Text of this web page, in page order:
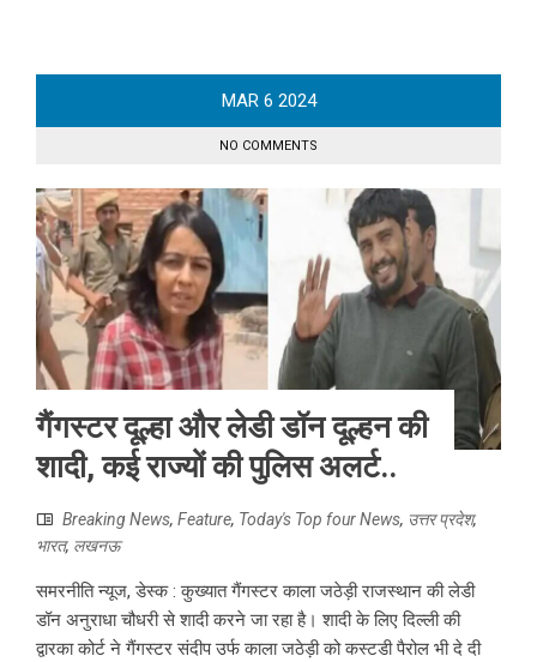
MAR 6 2024
NO COMMENTS
गैंगस्टर दूल्हा और लेडी डॉन दूल्हन की
शादी, कई राज्यों की पुलिस अलर्ट..
Breaking News, Feature, Today's Top four News, उत्तर प्रदेश,
भारत, लखनऊ
समरनीति न्यूज, डेस्क : कुख्यात गैंगस्टर काला जठेड़ी राजस्थान की लेडी
डॉन अनुराधा चौधरी से शादी करने जा रहा है। शादी के लिए दिल्ली की
द्वारका कोर्ट ने गैंगस्टर संदीप उर्फ काला जठेड़ी को कस्टडी पैरोल भी दे दी